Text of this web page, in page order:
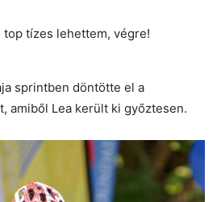
top tízes lehettem, végre!
sprintben döntötte el a
amiből Lea került ki győztesen.